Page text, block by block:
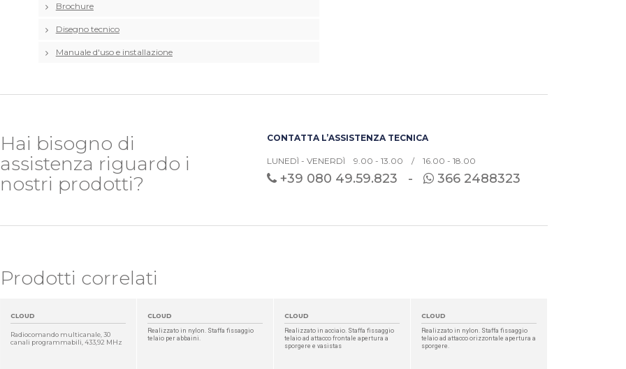
Brochure
Disegno tecnico
Manuale d'uso e installazione
Hai bisogno di
assistenza riguardo i
nostri prodotti?
CONTATTA L’ASSISTENZA TECNICA
LUNEDÌ - VENERDÌ 9.00 - 13.00 / 16.00 - 18.00
+39 080 49.59.823 - 366 2488323
Prodotti correlati
CLOUD
Radiocomando multicanale, 30
canali programmabili, 433,92 MHz
CLOUD
Realizzato in nylon. Staffa fissaggio
telaio per abbaini.
CLOUD
Realizzato in acciaio. Staffa fissaggio
telaio ad attacco frontale apertura a
sporgere e vasistas
CLOUD
Realizzato in nylon. Staffa fissaggio
telaio ad attacco orizzontale apertura a
sporgere.